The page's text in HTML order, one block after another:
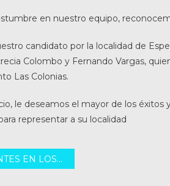
en nuestro equipo,
candidato por la localidad de
Colombo y Fernando Vargas,
Las Colonias.
le deseamos el mayor de los
representar a su localidad
DEL PERSONAL DE SALUD DE RAFAELA